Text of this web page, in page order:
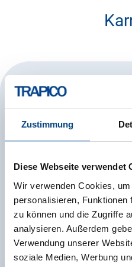
Zustimmung
Diese Webseite verwendet
Wir verwenden Cookies,
personalisieren, Funktionen
zu können und die Zugriffe
analysieren. Außerdem
Verwendung unserer
soziale Medien, Werbung
Wir sind ein
Verkehrsplaner,
bei uns immer gefragt.
personal@sweg.de
!
Unsere aktuellen
im Karriere-Portal
Südwestdeutsche